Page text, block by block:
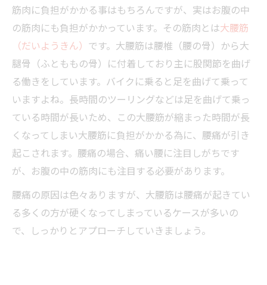
筋肉に負担がかかる事はもちろんですが、実はお腹の中
の筋肉にも負担がかかっています。その筋肉とは大腰筋
（だいようきん） です。大腰筋は腰椎（腰の骨）から大
腿骨（ふとももの骨）に付着しており主に股関節を曲げ
る働きをしています。バイクに乗ると足を曲げて乗って
いますよね。長時間のツーリングなどは足を曲げて乗っ
ている時間が長いため、この大腰筋が縮まった時間が長
くなってしまい大腰筋に負担がかかる為に、腰痛が引き
起こされます。腰痛の場合、痛い腰に注目しがちです
が、お腹の中の筋肉にも注目する必要があります。
腰痛の原因は色々ありますが、大腰筋は腰痛が起きてい
る多くの方が硬くなってしまっているケースが多いの
で、しっかりとアプローチしていきましょう。